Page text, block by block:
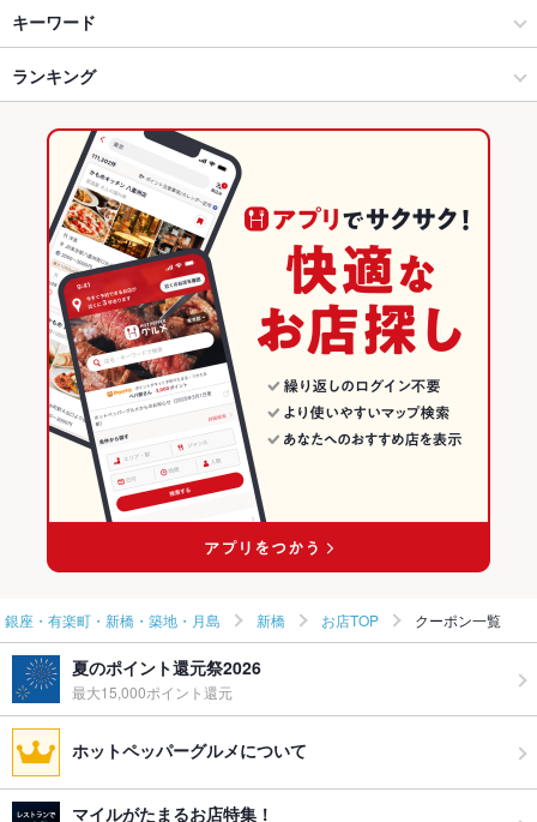
銀座・有楽町・新橋・築地・月島 × 焼肉・ホルモン
銀座・有楽町・新橋・築地・月島 × 焼肉
新橋駅 × 焼肉・ホルモン
新橋駅 × 焼肉
新橋 × 焼肉・ホルモン
新橋 × 焼肉
東京 × 焼肉・ホルモン
東京 × 焼肉
汐留駅
新橋駅
虎ノ門駅
キーワード
ビビンバ
ランキング
東京のグルメランキング
東京の焼肉・ホルモンランキング
銀座・有楽町・新橋・築地・月島のグルメランキング
銀座・有楽町・新橋・築地・月島の焼肉・ホルモンランキング
新橋のグルメランキング
新橋の焼肉・ホルモンランキング
銀座・有楽町・新橋・築地・月島 新橋 お店TOP クーポン一覧
夏のポイント還元祭2026
最大15,000ポイント還元
ホットペッパーグルメについて
マイルがたまるお店特集！